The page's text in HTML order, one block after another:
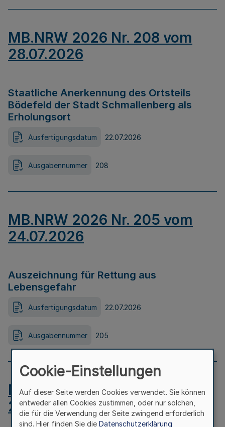
MB.NRW 2026 Nr. 208 vom
28.07.2026
Staatliche Anerkennung des Ortsteils
Bödefeld der Stadt Schmallenberg als
Erholungsort
Ausfertigungsdatum 22.07.2026
Ausgabennummer 208
MB.NRW 2026 Nr. 205 vom
24.07.2026
Auszeichnung für Rettung aus
Lebensgefahr
Ausfertigungsdatum 22.07.2026
Ausgabennummer 205
MB.NRW 2026 Nr. 204 vom
24.07.2026
Cookie-Einstellungen
Auf dieser Seite werden Cookies verwendet. Sie können
entweder allen Cookies zustimmen, oder nur solchen,
die für die Verwendung der Seite zwingend erforderlich
sind. Hier finden Sie die Datenschutzerklärung